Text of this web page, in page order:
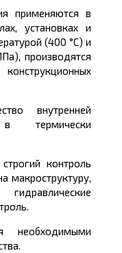
применяются в
установках и
(400 °С) и
производятся
внутренней
в термически
контроль
макроструктуру,
необходимыми